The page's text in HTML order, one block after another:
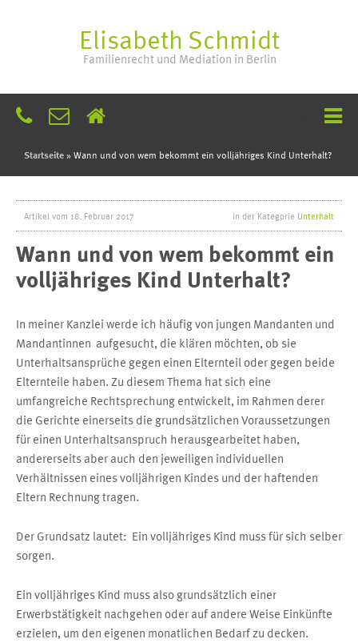
Elisabeth Schmidt
Familienrecht und Mediation in Berlin
Startseite» Wann und von wem bekommt ein volljähriges Kind Unterhalt?
Artikel vom 18. Februar 2017 In der Kategorie Unterhalt
Wann und von wem bekommt ein
volljähriges Kind Unterhalt?
In meiner Kanzlei werde ich häufig von jungen Mandanten und
Mandantinnen aufgesucht, die klären möchten, ob sie
Unterhaltsansprüche gegen einen Elternteil oder gegen beide
Elternteile haben. Zu diesem Thema hat sich eine
umfangreiche Rechtsprechung entwickelt, im Rahmen derer
die Gerichte einerseits die grundsätzlichen Voraussetzungen
für einen Unterhaltsanspruch herausgearbeitet haben,
andererseits aber auch den jeweiligen individuellen
Verhältnissen eines volljährigen Kindes und der haftenden
Eltern Rechnung tragen.
Der Grundsatz lautet: Ein volljähriges Kind muss für sich selber
sorgen.
Ein volljähriges Kind muss also grundsätzlich einer
Erwerbstätigkeit nachgehen oder auf andere Weise Einkünfte
erzielen, um den eigenen monatlichen Bedarf zu decken.